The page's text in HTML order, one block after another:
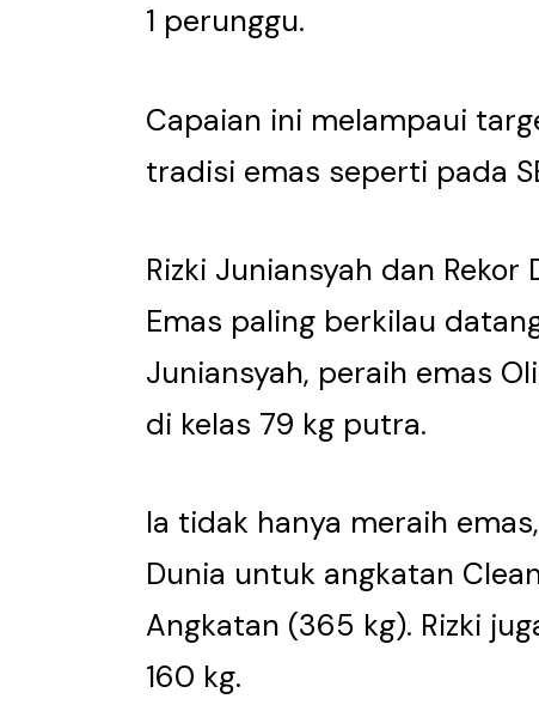
1 perunggu.
Capaian ini melampaui
tradisi emas seperti pada
Rizki Juniansyah dan Rekor
Emas paling berkilau
Juniansyah, peraih emas
di kelas 79 kg putra.
Ia tidak hanya meraih
Dunia untuk angkatan
Angkatan (365 kg). Rizki
160 kg.